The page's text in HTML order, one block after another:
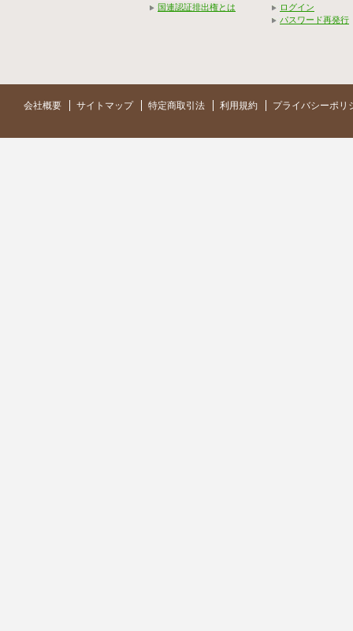
国連認証排出権とは
ログイン
パスワード再発行
会社概要 サイトマップ 特定商取引法 利用規約 プライバシーポリ